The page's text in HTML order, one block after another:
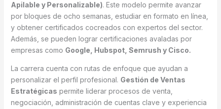
Apilable y Personalizable). Este modelo permite avanzar
por bloques de ocho semanas, estudiar en formato en línea,
y obtener certificados cocreados con expertos del sector.
Además, se pueden lograr certificaciones avaladas por
empresas como Google, Hubspot, Semrush y Cisco.
La carrera cuenta con rutas de enfoque que ayudan a
personalizar el perfil profesional. Gestión de Ventas
Estratégicas permite liderar procesos de venta,
negociación, administración de cuentas clave y experiencia